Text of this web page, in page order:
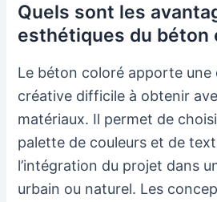
Quels sont les
esthétiques du béton
Le béton coloré apporte une
créative difficile à obtenir
matériaux. Il permet de
palette de couleurs et de
l’intégration du projet dans
urbain ou naturel. Les